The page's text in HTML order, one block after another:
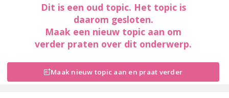
Dit is een oud topic. Het topic is
daarom gesloten.
Maak een nieuw topic aan om
verder praten over dit onderwerp.
Maak nieuw topic aan en praat verder